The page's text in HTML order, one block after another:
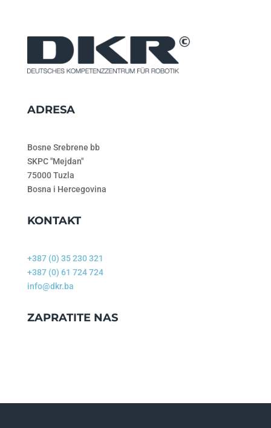
ADRESA
Bosne Srebrene bb
SKPC "Mejdan"
75000 Tuzla
Bosna i Hercegovina
KONTAKT
+387 (0) 35 230 321
+387 (0) 61 724 724
info@dkr.ba
ZAPRATITE NAS